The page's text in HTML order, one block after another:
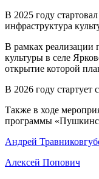
В 2025 году
инфраструктура
В рамках реализации
культуры в селе
открытие которой
В 2026 году стартует
Также в ходе
программы
Андрей Травников
Алексей Попович